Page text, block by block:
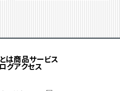
は商品サービス
グアクセス